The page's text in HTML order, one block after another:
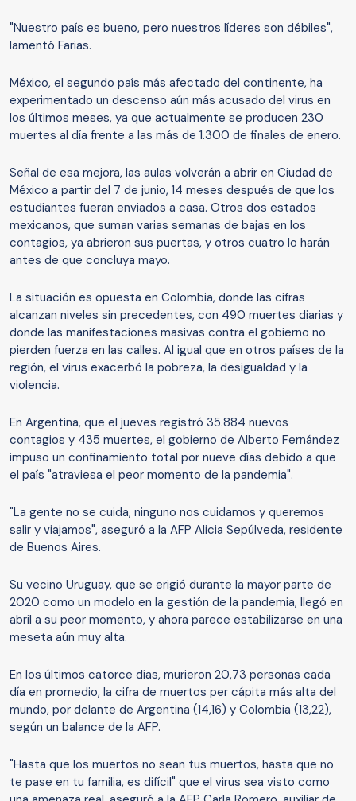
"Nuestro país es bueno, pero nuestros líderes son débiles",
lamentó Farias.
México, el segundo país más afectado del continente, ha
experimentado un descenso aún más acusado del virus en
los últimos meses, ya que actualmente se producen 230
muertes al día frente a las más de 1.300 de finales de enero.
Señal de esa mejora, las aulas volverán a abrir en Ciudad de
México a partir del 7 de junio, 14 meses después de que los
estudiantes fueran enviados a casa. Otros dos estados
mexicanos, que suman varias semanas de bajas en los
contagios, ya abrieron sus puertas, y otros cuatro lo harán
antes de que concluya mayo.
La situación es opuesta en Colombia, donde las cifras
alcanzan niveles sin precedentes, con 490 muertes diarias y
donde las manifestaciones masivas contra el gobierno no
pierden fuerza en las calles. Al igual que en otros países de la
región, el virus exacerbó la pobreza, la desigualdad y la
violencia.
En Argentina, que el jueves registró 35.884 nuevos
contagios y 435 muertes, el gobierno de Alberto Fernández
impuso un confinamiento total por nueve días debido a que
el país "atraviesa el peor momento de la pandemia".
"La gente no se cuida, ninguno nos cuidamos y queremos
salir y viajamos", aseguró a la AFP Alicia Sepúlveda, residente
de Buenos Aires.
Su vecino Uruguay, que se erigió durante la mayor parte de
2020 como un modelo en la gestión de la pandemia, llegó en
abril a su peor momento, y ahora parece estabilizarse en una
meseta aún muy alta.
En los últimos catorce días, murieron 20,73 personas cada
día en promedio, la cifra de muertos per cápita más alta del
mundo, por delante de Argentina (14,16) y Colombia (13,22),
según un balance de la AFP.
"Hasta que los muertos no sean tus muertos, hasta que no
te pase en tu familia, es difícil" que el virus sea visto como